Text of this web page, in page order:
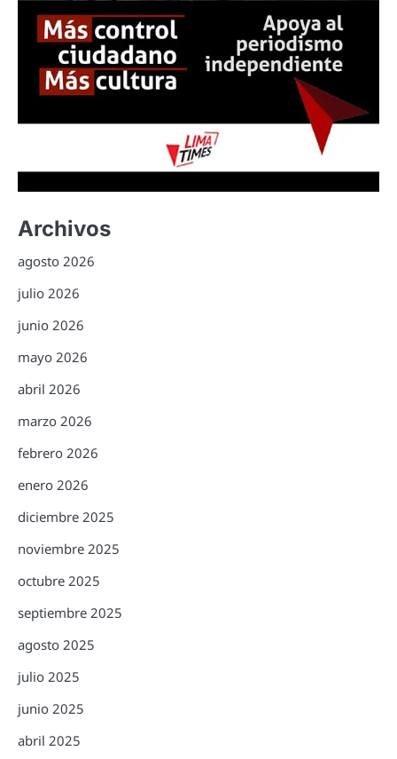
Archivos
agosto 2026
julio 2026
junio 2026
mayo 2026
abril 2026
marzo 2026
febrero 2026
enero 2026
diciembre 2025
noviembre 2025
octubre 2025
septiembre 2025
agosto 2025
julio 2025
junio 2025
abril 2025